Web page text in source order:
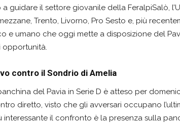
guidare il settore giovanile della FeralpiSalò,
Trento, Livorno, Pro Sesto e, più
e umano che oggi mette a disposizione del
contro il Sondrio di Amelia
del Pavia in Serie D è atteso per
diretto, visto che gli avversari occupano
interessante il confronto è la presenza sulla